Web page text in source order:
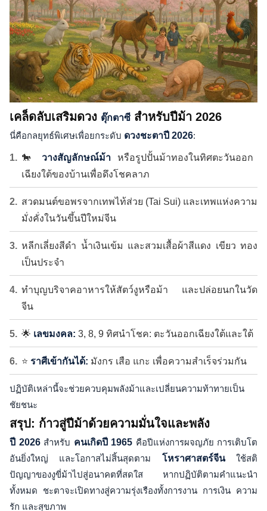
เคล็ดลับเสริมดวง ตุ๊กตาซี สำหรับปีม้า 2026
นี่คือกลยุทธ์พิเศษเพื่อยกระดับ ดวงชะตาปี 2026:
🐎 วางสัญลักษณ์ม้า หรือรูปปั้นม้าทองในทิศตะวันออก
เฉียงใต้ของบ้านเพื่อดึงโชคลาภ
สวดมนต์ขอพรจากเทพไท้ส่วย (Tai Sui) และเทพแห่งความ
มั่งคั่งในวันขึ้นปีใหม่จีน
หลีกเลี่ยงสีดำ น้ำเงินเข้ม และสวมเสื้อผ้าสีแดง เขียว ทอง
เป็นประจำ
ทำบุญบริจาคอาหารให้สัตว์งูหรือม้า และปล่อยนกในวัด
จีน
🌟 เลขมงคล: 3, 8, 9 ทิศนำโชค: ตะวันออกเฉียงใต้และใต้
⭐ ราศีเข้ากันได้: มังกร เสือ แกะ เพื่อความสำเร็จร่วมกัน
ปฏิบัติเหล่านี้จะช่วยควบคุมพลังม้าและเปลี่ยนความท้าทายเป็น
ชัยชนะ
สรุป: ก้าวสู่ปีม้าด้วยความมั่นใจและพลัง
ปี 2026สำหรับ คนเกิดปี 1965 คือปีแห่งการผจญภัย การเติบโต
อันยิ่งใหญ่ และโอกาสไม่สิ้นสุดตาม โหราศาสตร์จีนใช้สติ
ปัญญาของงูขี่ม้าไปสู่อนาคตที่สดใส หากปฏิบัติตามคำแนะนำ
ทั้งหมด ชะตาจะเปิดทางสู่ความรุ่งเรืองทั้งการงาน การเงิน ความ
รัก และสุขภาพ